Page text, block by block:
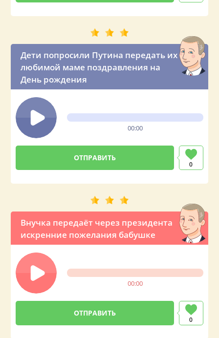
Дети попросили Путина передать их
любимой маме поздравления на
День рождения
00:00
0
Внучка передаёт через президента
искренние пожелания бабушке
00:00
0